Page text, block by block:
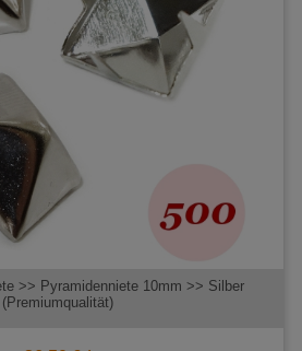
>> Pyramidenniete 10mm >> Silber
(Premiumqualität)